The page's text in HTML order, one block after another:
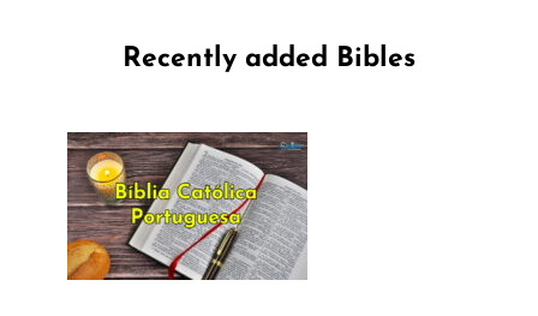
Recently added Bibles